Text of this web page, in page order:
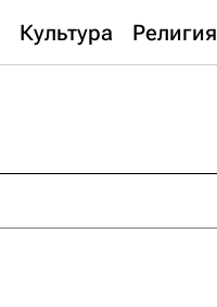
Культура Религия